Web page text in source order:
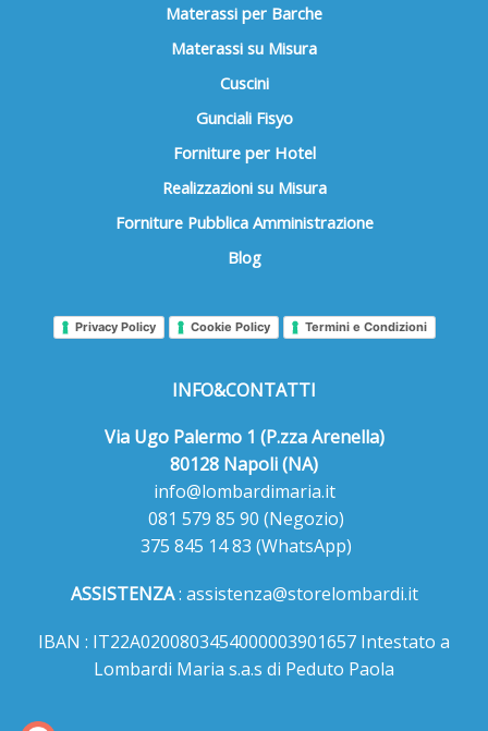
Materassi per Barche
Materassi su Misura
Cuscini
Gunciali Fisyo
Forniture per Hotel
Realizzazioni su Misura
Forniture Pubblica Amministrazione
Blog
Privacy Policy Cookie Policy Termini e Condizioni
INFO&CONTATTI
Via Ugo Palermo 1 (P.zza Arenella)
80128 Napoli (NA)
info@lombardimaria.it
081 579 85 90 (Negozio)
375 845 14 83 (WhatsApp)
ASSISTENZA: assistenza@storelombardi.it
IBAN : IT22A0200803454000003901657 Intestato a
Lombardi Maria s.a.s di Peduto Paola